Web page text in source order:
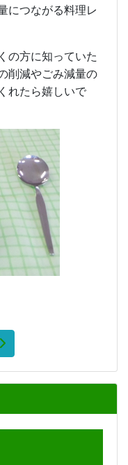
につながる料理レ
の方に知っていた
削減やごみ減量の
れたら嬉しいで